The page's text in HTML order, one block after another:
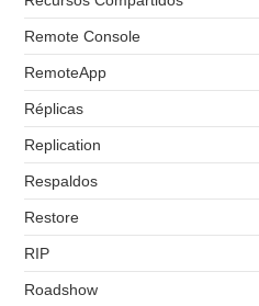
Remote Console
RemoteApp
Réplicas
Replication
Respaldos
Restore
RIP
Roadshow